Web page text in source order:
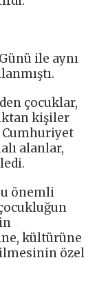
ile aynı
çocuklar,
kişiler
Cumhuriyet
alanlar,
önemli
kültürüne
özel